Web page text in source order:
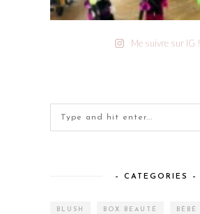
Me suivre sur IG !
– CATEGORIES –
BLUSH BOX BEAUTÉ BÉBÉ